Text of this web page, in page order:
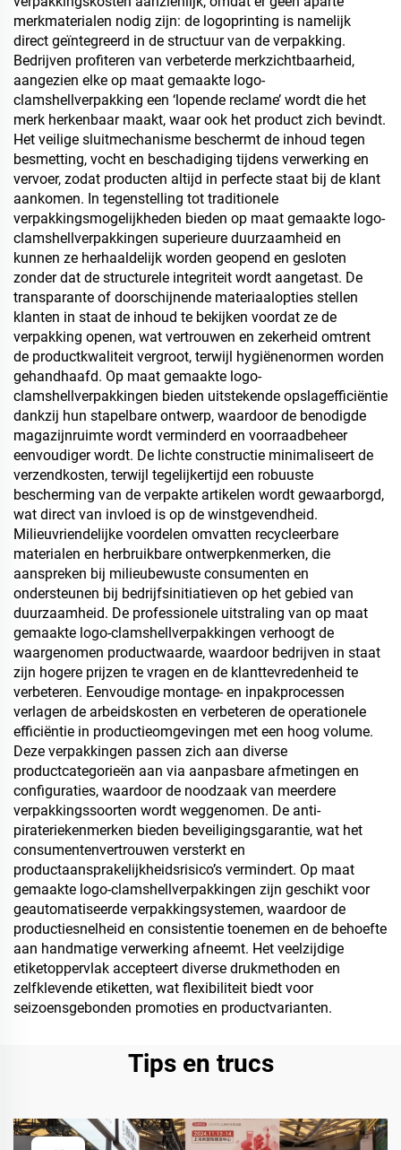
merkmaterialen nodig zijn: de logoprinting is namelijk
direct geïntegreerd in de structuur van de verpakking.
Bedrijven profiteren van verbeterde merkzichtbaarheid,
aangezien elke op maat gemaakte logo-
clamshellverpakking een ‘lopende reclame’ wordt die het
merk herkenbaar maakt, waar ook het product zich bevindt.
Het veilige sluitmechanisme beschermt de inhoud tegen
besmetting, vocht en beschadiging tijdens verwerking en
vervoer, zodat producten altijd in perfecte staat bij de klant
aankomen. In tegenstelling tot traditionele
verpakkingsmogelijkheden bieden op maat gemaakte logo-
clamshellverpakkingen superieure duurzaamheid en
kunnen ze herhaaldelijk worden geopend en gesloten
zonder dat de structurele integriteit wordt aangetast. De
transparante of doorschijnende materiaalopties stellen
klanten in staat de inhoud te bekijken voordat ze de
verpakking openen, wat vertrouwen en zekerheid omtrent
de productkwaliteit vergroot, terwijl hygiënenormen worden
gehandhaafd. Op maat gemaakte logo-
clamshellverpakkingen bieden uitstekende opslagefficiëntie
dankzij hun stapelbare ontwerp, waardoor de benodigde
magazijnruimte wordt verminderd en voorraadbeheer
eenvoudiger wordt. De lichte constructie minimaliseert de
verzendkosten, terwijl tegelijkertijd een robuuste
bescherming van de verpakte artikelen wordt gewaarborgd,
wat direct van invloed is op de winstgevendheid.
Milieuvriendelijke voordelen omvatten recycleerbare
materialen en herbruikbare ontwerpkenmerken, die
aanspreken bij milieubewuste consumenten en
ondersteunen bij bedrijfsinitiatieven op het gebied van
duurzaamheid. De professionele uitstraling van op maat
gemaakte logo-clamshellverpakkingen verhoogt de
waargenomen productwaarde, waardoor bedrijven in staat
zijn hogere prijzen te vragen en de klanttevredenheid te
verbeteren. Eenvoudige montage- en inpakprocessen
verlagen de arbeidskosten en verbeteren de operationele
efficiëntie in productieomgevingen met een hoog volume.
Deze verpakkingen passen zich aan diverse
productcategorieën aan via aanpasbare afmetingen en
configuraties, waardoor de noodzaak van meerdere
verpakkingssoorten wordt weggenomen. De anti-
pirateriekenmerken bieden beveiligingsgarantie, wat het
consumentenvertrouwen versterkt en
productaansprakelijkheidsrisico’s vermindert. Op maat
gemaakte logo-clamshellverpakkingen zijn geschikt voor
geautomatiseerde verpakkingsystemen, waardoor de
productiesnelheid en consistentie toenemen en de behoefte
aan handmatige verwerking afneemt. Het veelzijdige
etiketoppervlak accepteert diverse drukmethoden en
zelfklevende etiketten, wat flexibiliteit biedt voor
seizoensgebonden promoties en productvarianten.
Tips en trucs